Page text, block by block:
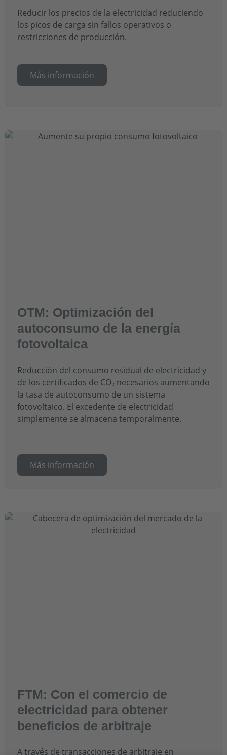
Reducir los precios de la electricidad reduciendo
los picos de carga sin fallos operativos o
restricciones de producción.
Más información
OTM: Optimización del
autoconsumo de la energía
fotovoltaica
Reducción del consumo residual de electricidad y
de los certificados de CO₂ necesarios aumentando
la tasa de autoconsumo de un sistema
fotovoltaico. El excedente de electricidad
simplemente se almacena temporalmente.
Más información
Más información
FTM: Con el comercio de
electricidad para obtener
beneficios de arbitraje
A través de transacciones de arbitraje en